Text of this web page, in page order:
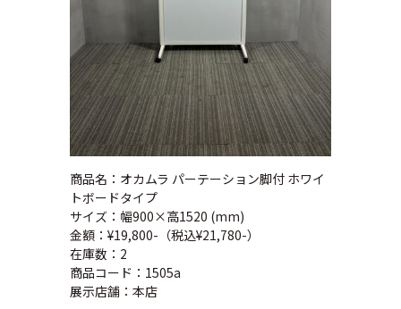
商品名：オカムラ パーテーション脚付 ホワイ
トボードタイプ
サイズ：幅900×高1520 (mm)
金額：¥19,800-（税込¥21,780-）
在庫数：2
商品コード：1505a
展示店舗：本店